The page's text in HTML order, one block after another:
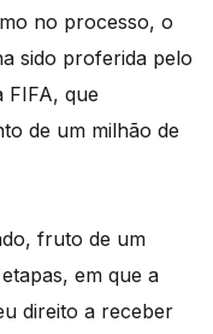
no processo, o
sido proferida pelo
FIFA, que
de um milhão de
fruto de um
em que a
direito a receber